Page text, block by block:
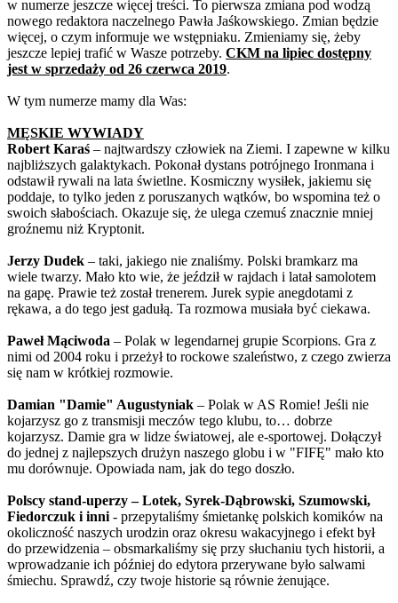
w numerze jeszcze więcej treści. To pierwsza zmiana pod wodzą
nowego redaktora naczelnego Pawła Jaśkowskiego. Zmian będzie
więcej, o czym informuje we wstępniaku. Zmieniamy się, żeby
jeszcze lepiej trafić w Wasze potrzeby. CKM na lipiec dostępny
jest w sprzedaży od 26 czerwca 2019.
W tym numerze mamy dla Was:
MĘSKIE WYWIADY
Robert Karaś – najtwardszy człowiek na Ziemi. I zapewne w kilku
najbliższych galaktykach. Pokonał dystans potrójnego Ironmana i
odstawił rywali na lata świetlne. Kosmiczny wysiłek, jakiemu się
poddaje, to tylko jeden z poruszanych wątków, bo wspomina też o
swoich słabościach. Okazuje się, że ulega czemuś znacznie mniej
groźnemu niż Kryptonit.
Jerzy Dudek – taki, jakiego nie znaliśmy. Polski bramkarz ma
wiele twarzy. Mało kto wie, że jeździł w rajdach i latał samolotem
na gapę. Prawie też został trenerem. Jurek sypie anegdotami z
rękawa, a do tego jest gadułą. Ta rozmowa musiała być ciekawa.
Paweł Mąciwoda – Polak w legendarnej grupie Scorpions. Gra z
nimi od 2004 roku i przeżył to rockowe szaleństwo, z czego zwierza
się nam w krótkiej rozmowie.
Damian "Damie" Augustyniak – Polak w AS Romie! Jeśli nie
kojarzysz go z transmisji meczów tego klubu, to… dobrze
kojarzysz. Damie gra w lidze światowej, ale e-sportowej. Dołączył
do jednej z najlepszych drużyn naszego globu i w "FIFĘ" mało kto
mu dorównuje. Opowiada nam, jak do tego doszło.
Polscy stand-uperzy – Lotek, Syrek-Dąbrowski, Szumowski,
Fiedorczuk i inni - przepytaliśmy śmietankę polskich komików na
okoliczność naszych urodzin oraz okresu wakacyjnego i efekt był
do przewidzenia – obsmarkaliśmy się przy słuchaniu tych historii, a
wprowadzanie ich później do edytora przerywane było salwami
śmiechu. Sprawdź, czy twoje historie są równie żenujące.